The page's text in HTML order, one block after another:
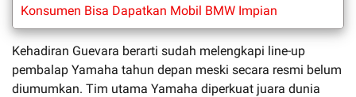
Konsumen Bisa Dapatkan Mobil BMW Impian
Kehadiran Guevara berarti sudah melengkapi line-up
pembalap Yamaha tahun depan meski secara resmi belum
diumumkan. Tim utama Yamaha diperkuat juara dunia